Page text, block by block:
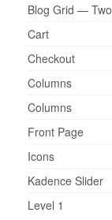
Blog Grid —
Cart
Checkout
Columns
Columns
Front Page
Icons
Kadence Slider
Level 1